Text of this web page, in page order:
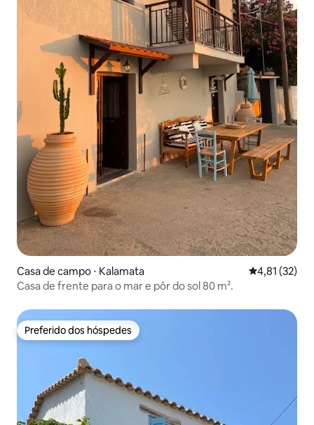
Casa de campo ⋅ Kalamata 4,81 de uma
4,81 (32)
Casa de frente para o mar e pôr do sol 80 m².
Preferido dos hóspedes
Preferido dos hóspedes